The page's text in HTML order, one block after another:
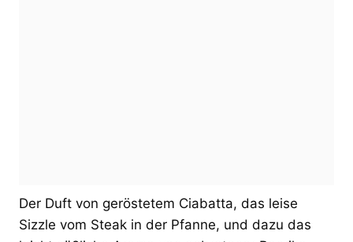
Der Duft von geröstetem Ciabatta, das leise
Sizzle vom Steak in der Pfanne, und dazu das